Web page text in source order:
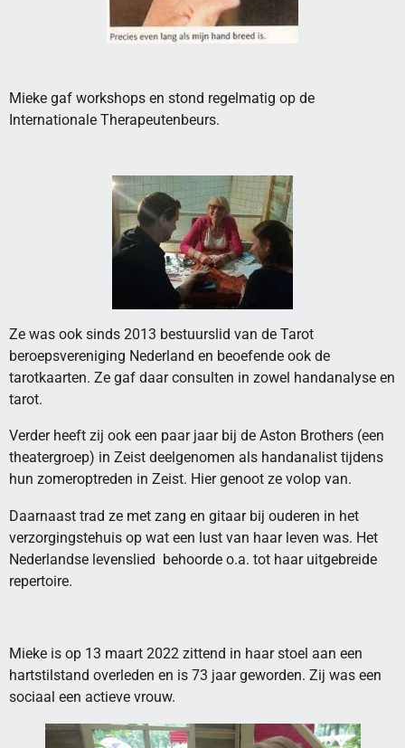
Mieke gaf workshops en stond regelmatig op de
Internationale Therapeutenbeurs.
Ze was ook sinds 2013 bestuurslid van de Tarot
beroepsvereniging Nederland en beoefende ook de
tarotkaarten. Ze gaf daar consulten in zowel handanalyse en
tarot.
Verder heeft zij ook een paar jaar bij de Aston Brothers (een
theatergroep) in Zeist deelgenomen als handanalist tijdens
hun zomeroptreden in Zeist. Hier genoot ze volop van.
Daarnaast trad ze met zang en gitaar bij ouderen in het
verzorgingstehuis op wat een lust van haar leven was. Het
Nederlandse levenslied behoorde o.a. tot haar uitgebreide
repertoire.
Mieke is op 13 maart 2022 zittend in haar stoel aan een
hartstilstand overleden en is 73 jaar geworden. Zij was een
sociaal een actieve vrouw.